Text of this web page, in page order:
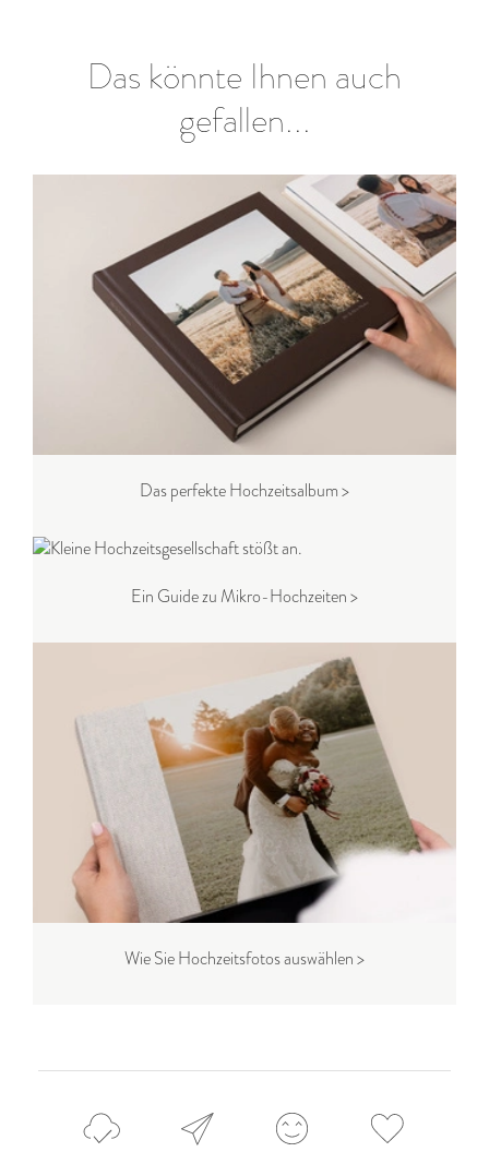
Das könnte Ihnen auch
gefallen...
Das perfekte Hochzeitsalbum >
Ein Guide zu Mikro-Hochzeiten >
Wie Sie Hochzeitsfotos auswählen >